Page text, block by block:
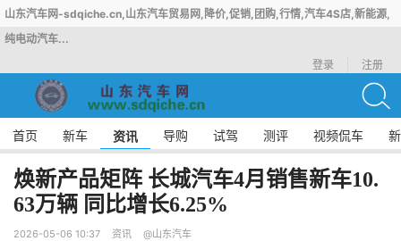
山东汽车网-sdqiche.cn,山东汽车贸易网,降价,促销,团购,行情,汽车4S店,新能源,
纯电动汽车...
登录
注册
首页 新车 资讯 导购 试驾 测评 视频侃车
焕新产品矩阵 长城汽车4月销售新车10.
63万辆 同比增长6.25%
2026-05-06 10:37 资讯 @山东汽车